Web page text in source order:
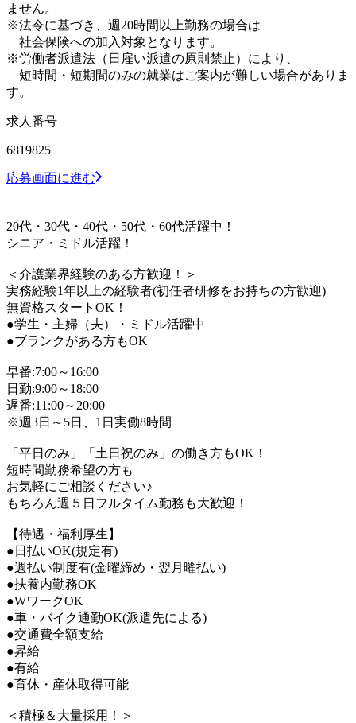
ません。
※法令に基づき、週20時間以上勤務の場合は
社会保険への加入対象となります。
※労働者派遣法（日雇い派遣の原則禁止）により、
短時間・短期間のみの就業はご案内が難しい場合がありま
す。
求人番号
6819825
応募画面に進む
20代・30代・40代・50代・60代活躍中！
シニア・ミドル活躍！
＜介護業界経験のある方歓迎！＞
実務経験1年以上の経験者(初任者研修をお持ちの方歓迎)
無資格スタートOK！
●学生・主婦（夫）・ミドル活躍中
●ブランクがある方もOK
早番:7:00～16:00
日勤:9:00～18:00
遅番:11:00～20:00
※週3日～5日、1日実働8時間
「平日のみ」「土日祝のみ」の働き方もOK！
短時間勤務希望の方も
お気軽にご相談ください♪
もちろん週５日フルタイム勤務も大歓迎！
【待遇・福利厚生】
●日払いOK(規定有)
●週払い制度有(金曜締め・翌月曜払い)
●扶養内勤務OK
●WワークOK
●車・バイク通勤OK(派遣先による)
●交通費全額支給
●昇給
●有給
●育休・産休取得可能
＜積極＆大量採用！＞